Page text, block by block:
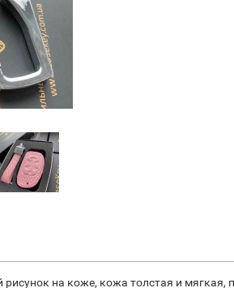
на коже, кожа толстая и